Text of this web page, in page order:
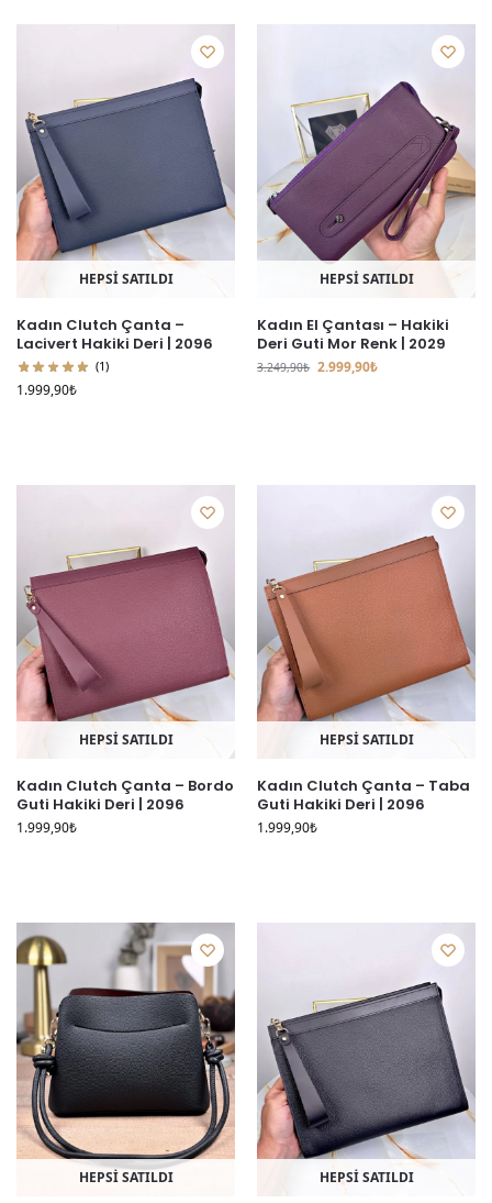
HEPSİ SATILDI
Kadın Clutch Çanta –
Lacivert Hakiki Deri | 2096
(1)
1.999,90₺
HEPSİ SATILDI
Kadın El Çantası – Hakiki
Deri Guti Mor Renk | 2029
3.249,90₺ 2.999,90₺
HEPSİ SATILDI
Kadın Clutch Çanta – Bordo
Guti Hakiki Deri | 2096
1.999,90₺
HEPSİ SATILDI
Kadın Clutch Çanta – Taba
Guti Hakiki Deri | 2096
1.999,90₺
HEPSİ SATILDI HEPSİ SATILDI